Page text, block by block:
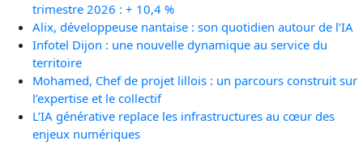
trimestre 2026 : + 10,4 %
Alix, développeuse nantaise : son quotidien autour de l’IA
Infotel Dijon : une nouvelle dynamique au service du
territoire
Mohamed, Chef de projet lillois : un parcours construit sur
l’expertise et le collectif
L’IA générative replace les infrastructures au cœur des
enjeux numériques